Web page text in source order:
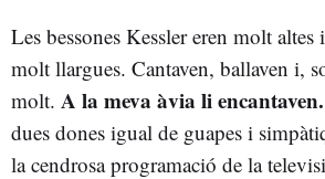
Les bessones Kessler eren molt altes
molt llargues. Cantaven, ballaven i,
molt. A la meva àvia li
dues dones igual de guapes i
la cendrosa programació de la